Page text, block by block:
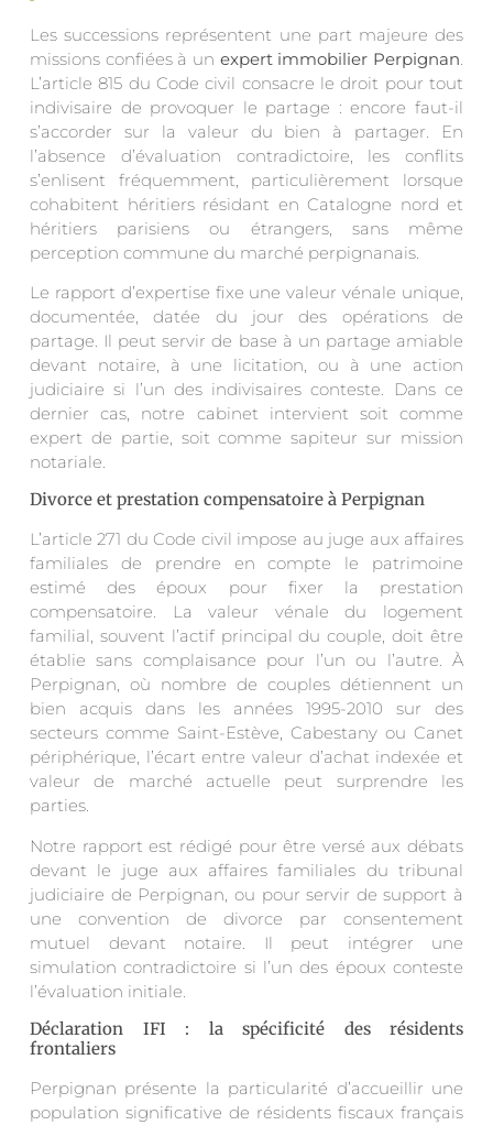
Les successions représentent une part majeure des
missions confiées à un expert immobilier Perpignan
L’article 815 du Code civil consacre le droit pour tout
indivisaire de provoquer le partage : encore faut-il
s’accorder sur la valeur du bien à partager. En
l’absence d’évaluation contradictoire, les conflits
s’enlisent fréquemment, particulièrement lorsque
cohabitent héritiers résidant en Catalogne nord et
héritiers parisiens ou étrangers, sans même
perception commune du marché perpignanais.
Le rapport d’expertise fixe une valeur vénale unique,
documentée, datée du jour des opérations de
partage. Il peut servir de base à un partage amiable
devant notaire, à une licitation, ou à une action
judiciaire si l’un des indivisaires conteste. Dans ce
dernier cas, notre cabinet intervient soit comme
expert de partie, soit comme sapiteur sur mission
notariale.
Divorce et prestation compensatoire à Perpignan
L’article 271 du Code civil impose au juge aux affaires
familiales de prendre en compte le patrimoine
estimé des époux pour fixer la prestation
compensatoire. La valeur vénale du logement
familial, souvent l’actif principal du couple, doit être
établie sans complaisance pour l’un ou l’autre. À
Perpignan, où nombre de couples détiennent un
bien acquis dans les années 1995-2010 sur des
secteurs comme Saint-Estève, Cabestany ou Canet
périphérique, l’écart entre valeur d’achat indexée et
valeur de marché actuelle peut surprendre les
parties.
Notre rapport est rédigé pour être versé aux débats
devant le juge aux affaires familiales du tribunal
judiciaire de Perpignan, ou pour servir de support à
une convention de divorce par consentement
mutuel devant notaire. Il peut intégrer une
simulation contradictoire si l’un des époux conteste
l’évaluation initiale.
Déclaration IFI : la spécificité des résidents
frontaliers
Perpignan présente la particularité d’accueillir une
population significative de résidents fiscaux français